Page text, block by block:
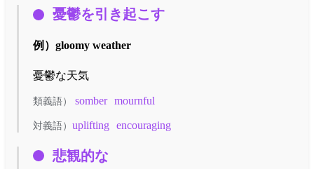
憂鬱を引き起こす
例） gloomy weather
憂鬱な天気
類義語） somber mournful
対義語） uplifting encouraging
悲観的な